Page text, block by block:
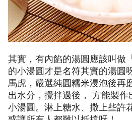
其實，有內餡的湯圓應該叫做
的小湯圓才是名符其實的湯圓
馬虎，嚴選純圓糯米浸泡後再
出水分，攪拌過後， 方能製作
小湯圓。淋上糖水、撒上些許